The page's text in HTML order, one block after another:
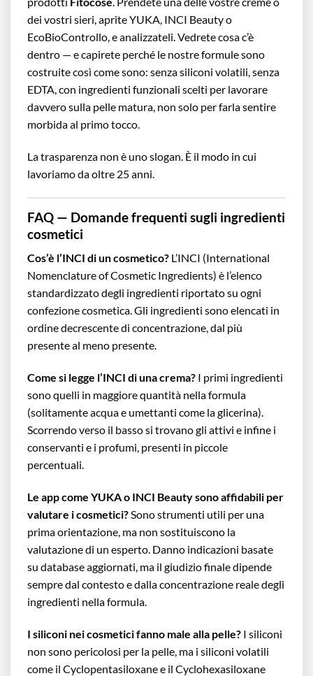
dei vostri sieri, aprite YUKA, INCI Beauty o
EcoBioControllo, e analizzateli. Vedrete cosa c’è
dentro — e capirete perché le nostre formule sono
costruite così come sono: senza siliconi volatili, senza
EDTA, con ingredienti funzionali scelti per lavorare
davvero sulla pelle matura, non solo per farla sentire
morbida al primo tocco.
La trasparenza non è uno slogan. È il modo in cui
lavoriamo da oltre 25 anni.
FAQ — Domande frequenti sugli ingredienti
cosmetici
Cos’è l’INCI di un cosmetico? L’INCI (International
Nomenclature of Cosmetic Ingredients) è l’elenco
standardizzato degli ingredienti riportato su ogni
confezione cosmetica. Gli ingredienti sono elencati in
ordine decrescente di concentrazione, dal più
presente al meno presente.
Come si legge l’INCI di una crema? I primi ingredienti
sono quelli in maggiore quantità nella formula
(solitamente acqua e umettanti come la glicerina).
Scorrendo verso il basso si trovano gli attivi e infine i
conservanti e i profumi, presenti in piccole
percentuali.
Le app come YUKA o INCI Beauty sono affidabili per
valutare i cosmetici?Sono strumenti utili per una
prima orientazione, ma non sostituiscono la
valutazione di un esperto. Danno indicazioni basate
su database aggiornati, ma il giudizio finale dipende
sempre dal contesto e dalla concentrazione reale degli
ingredienti nella formula.
I siliconi nei cosmetici fanno male alla pelle? I siliconi
non sono pericolosi per la pelle, ma i siliconi volatili
come il Cyclopentasiloxane e il Cyclohexasiloxane